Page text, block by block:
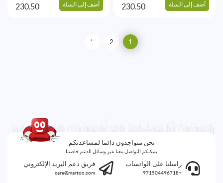
أضف إلى السلة 230.50 أضف إلى السلة 230.50
1
2
→
نحن متواجدون دائما لمساعدتكم
يمكنكم التواصل معنا عبر وسائل الدعم خاصتنا
راسلنا على الواتساب
+971504496718
فريق دعم البريد الإلكتروني
care@martoo.com